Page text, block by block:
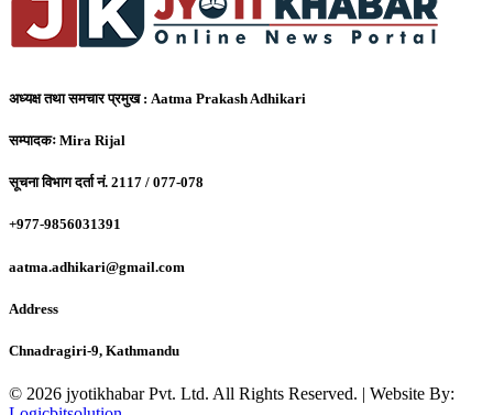
अध्यक्ष तथा समचार प्रमुख : Aatma Prakash Adhikari
सम्पादकः Mira Rijal
सूचना विभाग दर्ता नं. 2117 / 077-078
+977-9856031391
aatma.adhikari@gmail.com
Address
Chnadragiri-9, Kathmandu
© 2026 jyotikhabar Pvt. Ltd. All Rights Reserved. | Website By: